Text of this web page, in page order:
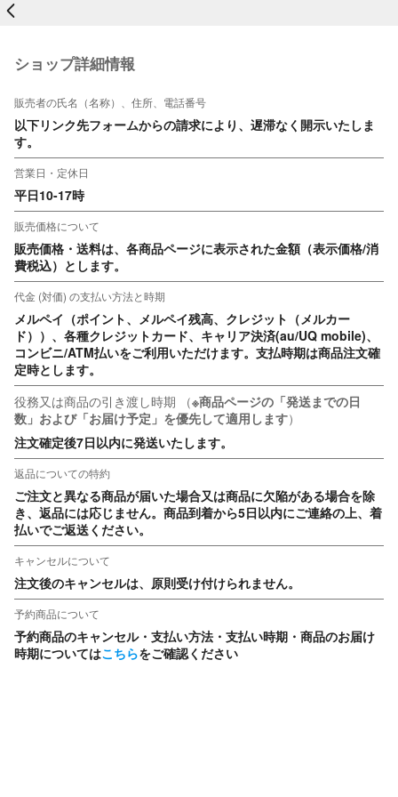
戻る
ショップ詳細情報
販売者の氏名（名称）、住所、電話番号
以下リンク先フォームからの請求により、遅滞なく開示いたしま
す。
営業日・定休日
平日10-17時
販売価格について
販売価格・送料は、各商品ページに表示された金額（表示価格/消
費税込）とします。
代金 (対価) の支払い方法と時期
メルペイ（ポイント、メルペイ残高、クレジット（メルカー
ド））、各種クレジットカード、キャリア決済(au/UQ mobile)、
コンビニ/ATM払いをご利用いただけます。支払時期は商品注文確
定時とします。
役務又は商品の引き渡し時期
（※商品ページの「発送までの日
数」および「お届け予定」を優先して適用します）
注文確定後7日以内に発送いたします。
返品についての特約
ご注文と異なる商品が届いた場合又は商品に欠陥がある場合を除
き、返品には応じません。商品到着から5日以内にご連絡の上、着
払いでご返送ください。
キャンセルについて
注文後のキャンセルは、原則受け付けられません。
予約商品について
予約商品のキャンセル・支払い方法・支払い時期・商品のお届け
時期についてはこちらをご確認ください